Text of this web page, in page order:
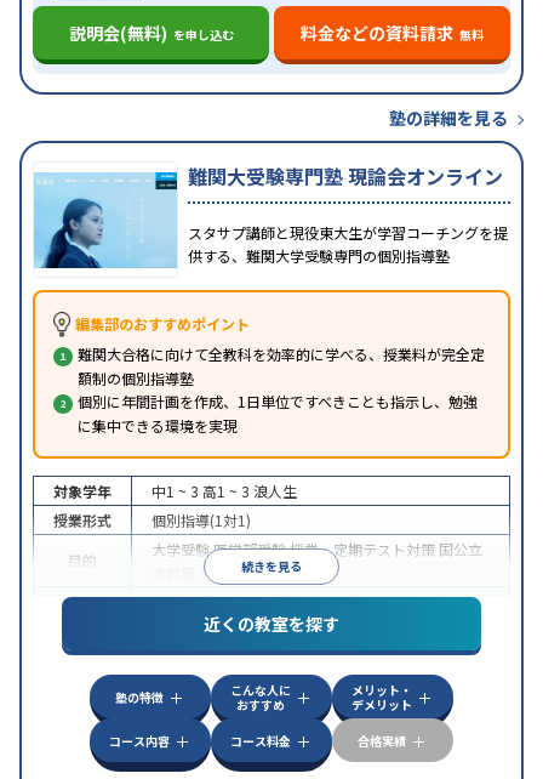
説明会(無料) を申し込む 料金などの資料請求 無料
塾の詳細を見る
難関大受験専門塾 現論会オンライン
スタサプ講師と現役東大生が学習コーチングを提
供する、難関大学受験専門の個別指導塾
編集部のおすすめポイント
難関大合格に向けて全教科を効率的に学べる、授業料が完全定
額制の個別指導塾
個別に年間計画を作成、1日単位ですべきことも指示し、勉強
に集中できる環境を実現
続きを見る
対象学年 中1 ~ 3 高1 ~ 3 浪人生
授業形式
個別指導(1対1)
目的
大学受験医学部受験授業・定期テスト対策 国公立
英検(英語検定)対策
中高一貫校生に対応授業の振替可能オンライン対
自習室あり
近くの教室を探す
塾の特徴
こんな人に
おすすめ
メリット・
デメリット
コース内容
コース料金 合格実績